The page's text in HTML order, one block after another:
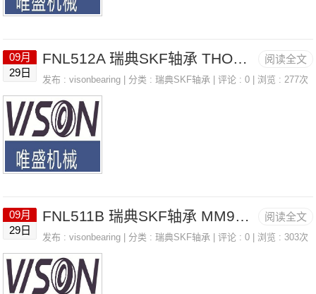
阅读全文
09月
29日
FNL512A 瑞典SKF轴承 THOMSON SUPER4
发布 :visonbearing | 分类 :瑞典SKF轴承 | 评论 : 0 | 浏览 : 277次
阅读全文
09月
29日
FNL511B 瑞典SKF轴承 MM9124K-CR FAFNIR
发布 :visonbearing | 分类 :瑞典SKF轴承 | 评论 : 0 | 浏览 : 303次